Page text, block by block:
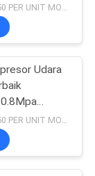
79
Udara
Air
USD1300- 1550 PER UNIT MOQ:1